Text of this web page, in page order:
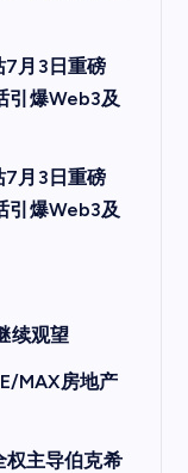
月3日重磅
引爆Web3及
月3日重磅
引爆Web3及
续观望
MAX房地产
权主导伯克希